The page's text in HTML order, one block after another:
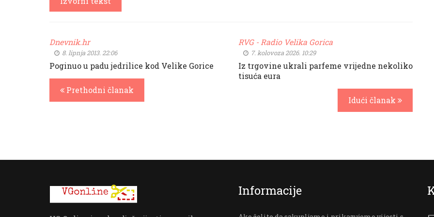
Dnevnik.hr
8. lipnja 2013. 22:06
Poginuo u padu jedrilice kod Velike Gorice
Prethodni članak
RVG - Radio Velika Gorica
7. kolovoza 2026. 10:29
Iz trgovine ukrali parfeme vrijedne nekoliko
tisuća eura
Idući članak
Informacije